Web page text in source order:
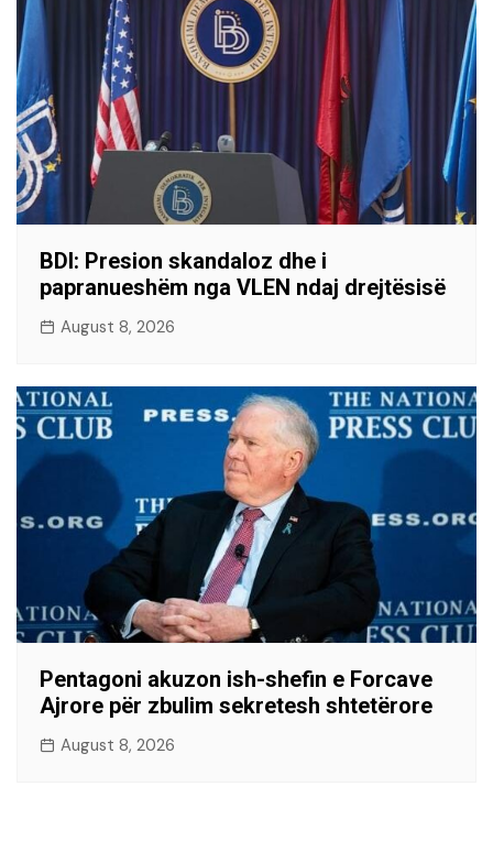
BDI: Presion skandaloz dhe i
papranueshëm nga VLEN ndaj drejtësisë
August 8, 2026
Pentagoni akuzon ish-shefin e Forcave
Ajrore për zbulim sekretesh shtetërore
August 8, 2026